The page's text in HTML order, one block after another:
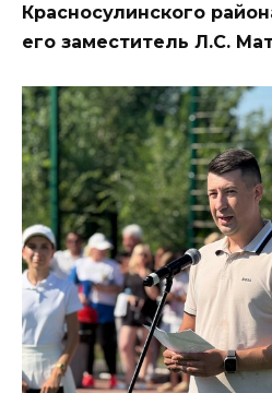
Красносулинского
его заместитель Л.С.